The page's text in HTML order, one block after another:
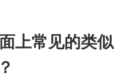
上常见的类似